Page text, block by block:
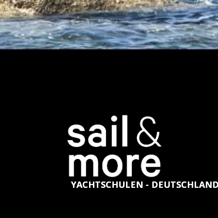
YACHTSCHULEN -